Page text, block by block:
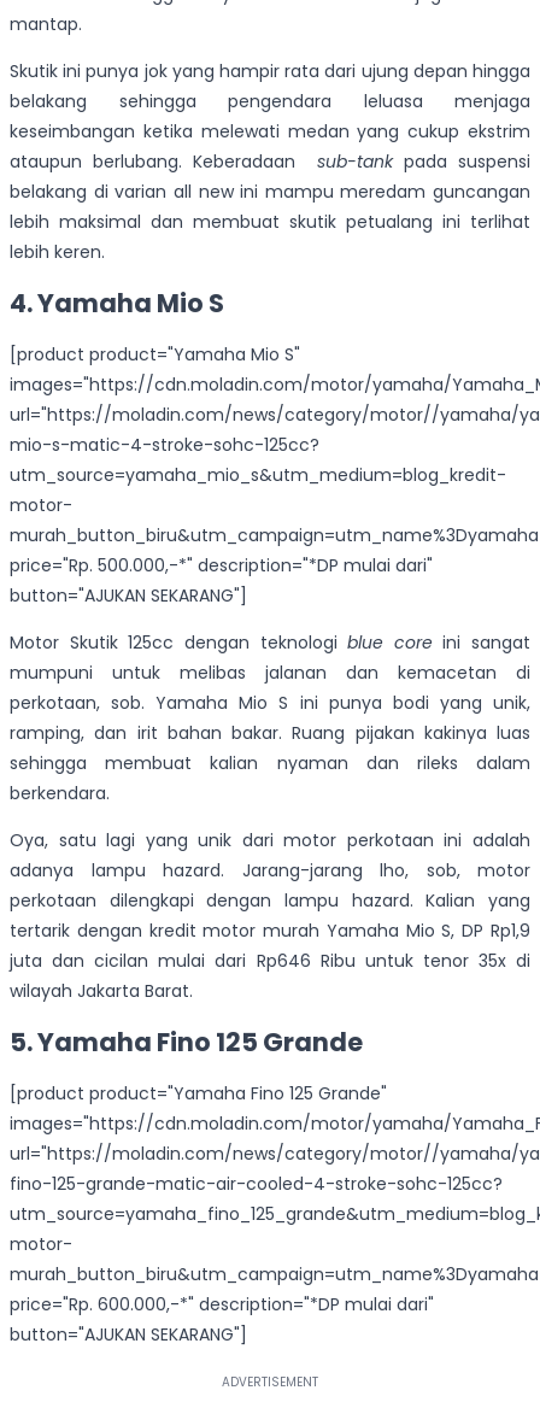
mantap.
Skutik ini punya jok yang hampir rata dari ujung depan hingga
belakang sehingga pengendara leluasa menjaga
keseimbangan ketika melewati medan yang cukup ekstrim
ataupun berlubang. Keberadaan sub-tank pada suspensi
belakang di varian all new ini mampu meredam guncangan
lebih maksimal dan membuat skutik petualang ini terlihat
lebih keren.
4. Yamaha Mio S
[product product="Yamaha Mio S"
images="https://cdn.moladin.com/motor/yamaha/
url="https://moladin.com/news/category/motor//yamaha/
mio-s-matic-4-stroke-sohc-125cc?
utm_source=yamaha_mio_s&utm_medium=blog_kredit-
motor-
price="Rp. 500.000,-*" description="*DP mulai dari"
button="AJUKAN SEKARANG"]
Motor Skutik 125cc dengan teknologiblue coreini sangat
mumpuni untuk melibas jalanan dan kemacetan di
perkotaan, sob. Yamaha Mio S ini punya bodi yang unik,
ramping, dan irit bahan bakar. Ruang pijakan kakinya luas
sehingga membuat kalian nyaman dan rileks dalam
berkendara.
Oya, satu lagi yang unik dari motor perkotaan ini adalah
adanya lampu hazard. Jarang-jarang lho, sob, motor
perkotaan dilengkapi dengan lampu hazard. Kalian yang
tertarik dengan kredit motor murah Yamaha Mio S, DP Rp1,9
juta dan cicilan mulai dari Rp646 Ribu untuk tenor 35x di
wilayah Jakarta Barat.
5. Yamaha Fino 125 Grande
[product product="Yamaha Fino 125 Grande"
images="https://cdn.moladin.com/motor/yamaha/
url="https://moladin.com/news/category/motor//yamaha/
fino-125-grande-matic-air-cooled-4-stroke-sohc-125cc?
motor-
price="Rp. 600.000,-*" description="*DP mulai dari"
button="AJUKAN SEKARANG"]